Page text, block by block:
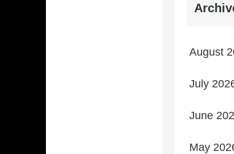
August
July
June
May